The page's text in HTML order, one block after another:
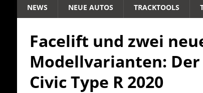
NEWS NEUE AUTOS TRACKTOOLS
Facelift und zwei
Modellvarianten: Der
Civic Type R 2020